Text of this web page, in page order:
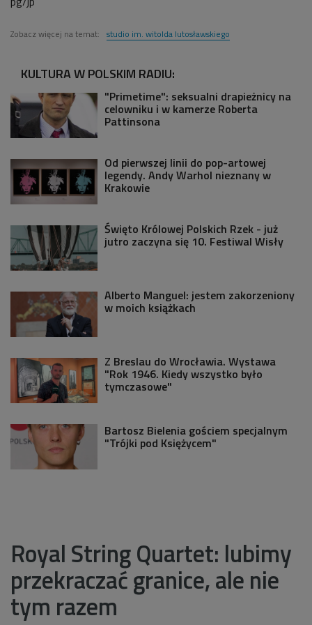
Zobacz więcej na temat: studio im. witolda lutosławskiego
KULTURA W POLSKIM RADIU:
"Primetime": seksualni drapieżnicy na
celowniku i w kamerze Roberta
Pattinsona
Od pierwszej linii do pop-artowej
legendy. Andy Warhol nieznany w
Krakowie
Święto Królowej Polskich Rzek - już
jutro zaczyna się 10. Festiwal Wisły
Alberto Manguel: jestem zakorzeniony
w moich książkach
Z Breslau do Wrocławia. Wystawa
"Rok 1946. Kiedy wszystko było
tymczasowe"
Bartosz Bielenia gościem specjalnym
"Trójki pod Księżycem"
Royal String Quartet: lubimy
przekraczać granice, ale nie
tym razem